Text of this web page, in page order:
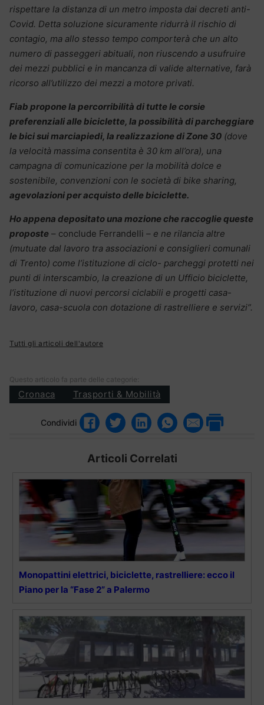
rispettare la distanza di un metro imposta dai decreti anti-
Covid. Detta soluzione sicuramente ridurrà il rischio di
contagio, ma allo stesso tempo comporterà che un alto
numero di passeggeri abituali, non riuscendo a usufruire
dei mezzi pubblici e in mancanza di valide alternative, farà
ricorso all’utilizzo dei mezzi a motore privati.
Fiab propone la percorribilità di tutte le corsie
preferenziali alle biciclette, la possibilità di parcheggiare
le bici sui marciapiedi, la realizzazione di Zone 30 (dove
la velocità massima consentita è 30 km all’ora), una
campagna di comunicazione per la mobilità dolce e
sostenibile, convenzioni con le società di bike sharing,
agevolazioni per acquisto delle biciclette.
Ho appena depositato una mozione che raccoglie queste
proposte – conclude Ferrandelli – e ne rilancia altre
(mutuate dal lavoro tra associazioni e consiglieri comunali
di Trento) come l’istituzione di ciclo- parcheggi protetti nei
punti di interscambio, la creazione di un Ufficio biciclette,
l’istituzione di nuovi percorsi ciclabili e progetti casa-
lavoro, casa-scuola con dotazione di rastrelliere e servizi”.
Tutti gli articoli dell'autore
Questo articolo fa parte delle categorie:
Cronaca Trasporti & Mobilità
Condividi
Articoli Correlati
Monopattini elettrici, biciclette, rastrelliere: ecco il
Piano per la “Fase 2” a Palermo